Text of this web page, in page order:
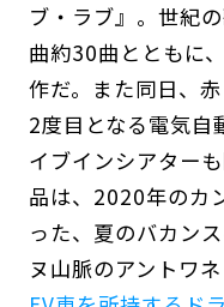
ブ・ラブ』。世紀
曲約30曲とともに
作だ。また同日、
2度目となる電気自
イブインシアター
品は、2020年のカ
った、夏のバカン
ヌ山脈のアントワ